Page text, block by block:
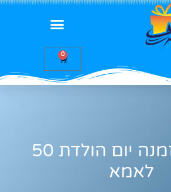
0
שיר בהזמנה יום הולדת 50
לאמא